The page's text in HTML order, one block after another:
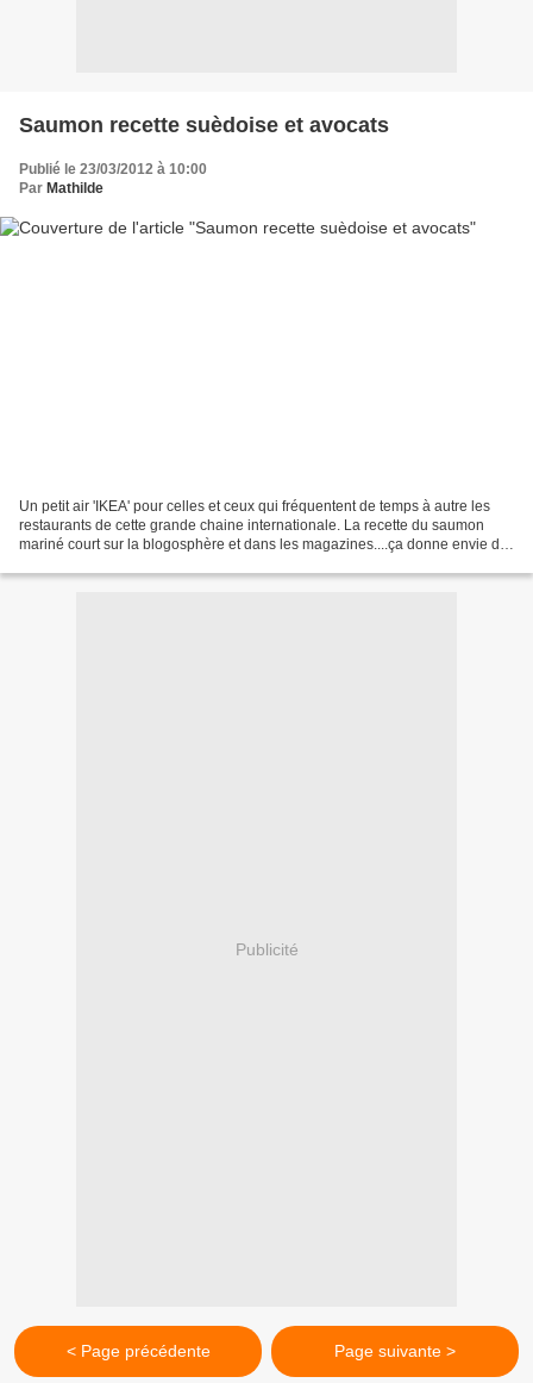
Saumon recette suèdoise et avocats
Publié le 23/03/2012 à 10:00
Par Mathilde
Un petit air 'IKEA' pour celles et ceux qui fréquentent de temps à autre les
restaurants de cette grande chaine internationale. La recette du saumon
mariné court sur la blogosphère et dans les magazines....ça donne envie de
Publicité
< Page précédente Page suivante >